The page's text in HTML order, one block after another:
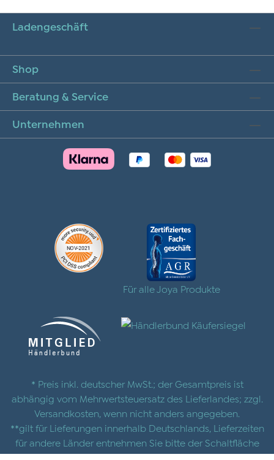
Ladengeschäft
Shop
Beratung & Service
Unternehmen
Für alle Joya Produkte
* Preis inkl. deutscher MwSt.; der Gesamtpreis ist
abhängig vom Mehrwertsteuersatz des Lieferlandes; zzgl.
Versandkosten , wenn nicht anders angegeben.
**gilt für Lieferungen innerhalb Deutschlands, Lieferzeiten
für andere Länder entnehmen Sie bitte der Schaltfläche
mit denVersandinformationen